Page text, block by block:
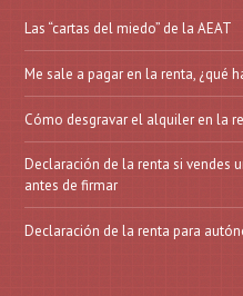
Las “cartas del miedo” de la AEAT
Me sale a pagar en la renta, ¿qué
Cómo desgravar el alquiler en la
Declaración de la renta si vendes
antes de firmar
Declaración de la renta para